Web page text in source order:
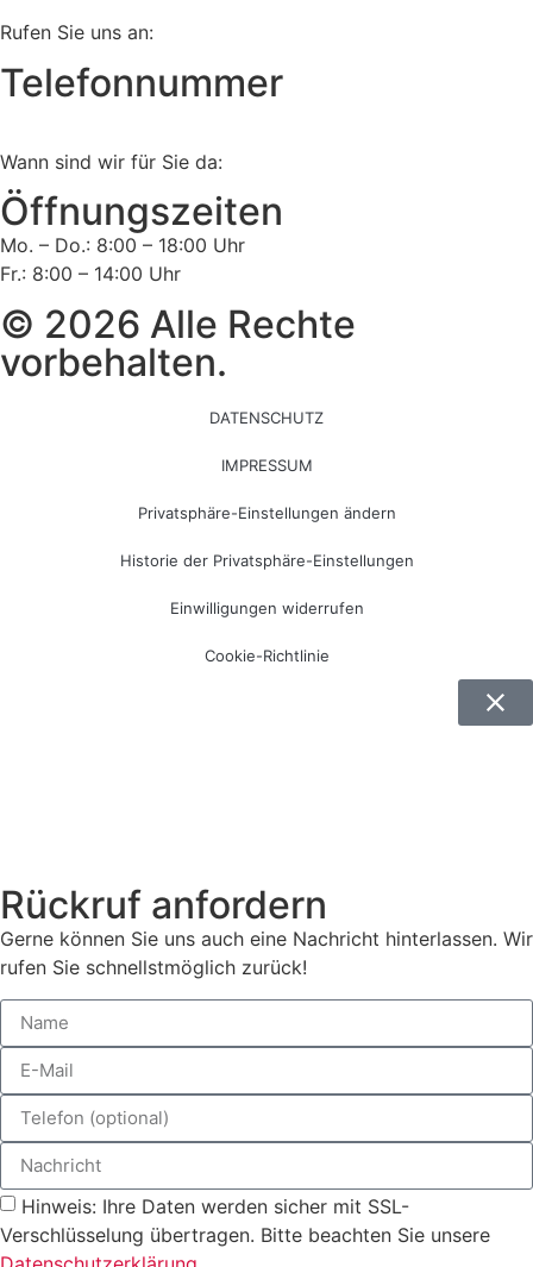
Rufen Sie uns an:
Telefonnummer
Wann sind wir für Sie da:
Öffnungszeiten
Mo. – Do.: 8:00 – 18:00 Uhr
Fr.: 8:00 – 14:00 Uhr
© 2026 Alle Rechte
vorbehalten.
DATENSCHUTZ
IMPRESSUM
Privatsphäre-Einstellungen ändern
Historie der Privatsphäre-Einstellungen
Einwilligungen widerrufen
Cookie-Richtlinie
Rückruf anfordern
Gerne können Sie uns auch eine Nachricht hinterlassen. Wir
rufen Sie schnellstmöglich zurück!
Hinweis: Ihre Daten werden sicher mit SSL-
Verschlüsselung übertragen. Bitte beachten Sie unsere